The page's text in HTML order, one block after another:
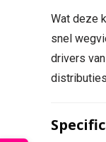
Wat deze
snel
drivers